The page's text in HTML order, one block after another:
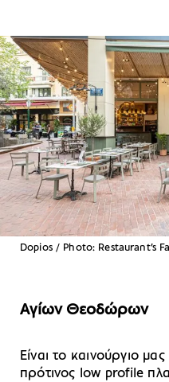
Dopios / Photo: Restaurant’s
Αγίων Θεοδώρων
Είναι το καινούργιο
πρότινος low profile